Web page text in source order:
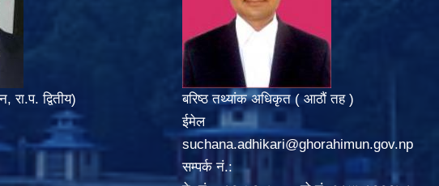
रा.प. द्वितीय)
बरिष्ठ तथ्यांक अधिकृत ( आठौं तह )
ईमेल
suchana.adhikari@ghorahimun.gov.np
सम्पर्क नं.: